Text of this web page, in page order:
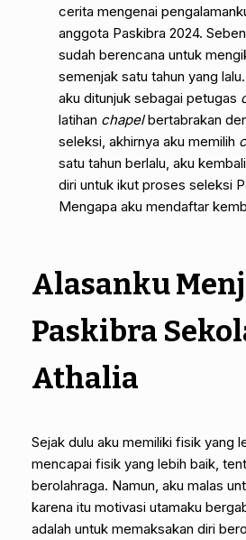
cerita mengenai
anggota Paskibra 2024.
sudah berencana untuk
semenjak satu tahun yang
aku ditunjuk sebagai petugas
latihan chapelbertabrakan
seleksi, akhirnya aku memilih
satu tahun berlalu, aku
diri untuk ikut proses seleksi
Mengapa aku mendaftar
Alasanku
Paskibra
Athalia
Sejak dulu aku memiliki fisik yang
mencapai fisik yang lebih baik,
berolahraga. Namun, aku malas
karena itu motivasi utamaku
adalah untuk memaksakan diri